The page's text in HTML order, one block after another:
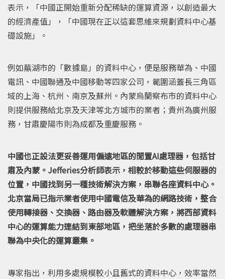
表示，「中國正開始重新分配稀缺的運算資源，以創造最大
的經濟產值」，「中國現在正以這套思維來規劃資料中心基
礎設施」。
例如蕪湖市的「數據島」的資料中心，便是服務華為、中國
電訊、中國聯通及中國移動等四家公司，範圍涵蓋長三角區
域的上海、杭州、南京及蘇州。內蒙烏蘭察布市的資料中心
則提供服務給北京及天津等北方城市的業者；貴州為廣州服
務，甘肅慶陽市則為成都及重慶服務。
中國也正設法更妥善運用偏遠地區的閒置AI處理器，包括甘
肅及內蒙。Jefferies分析師表示，相較於移動這些伺服器的
位置，中國找到另一種技術解決方案，串聯各座資料中心。
北京當局已指示業者使用中國電信及華為的網路技術，整合
使用轉接器、交換器、路由器及軟體解決方案，將西部資料
中心的運算能力連結到東部地區，把坐落於多數的處理器串
聯為中央化的運算叢集。
專家指出，利用多處規模較小且舊式的資料中心，效率當然